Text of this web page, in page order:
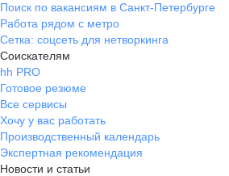
Поиск по вакансиям в Санкт-Петербурге
Работа рядом с метро
Сетка: соцсеть для нетворкинга
Соискателям
hh PRO
Готовое резюме
Все сервисы
Хочу у вас работать
Производственный календарь
Экспертная рекомендация
Новости и статьи